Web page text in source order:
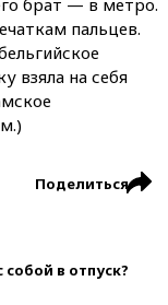
брат — в метро.
пальцев.
взяла на себя
Поделиться
в отпуск?